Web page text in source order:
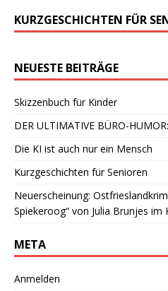
KURZGESCHICHTEN FÜR
NEUESTE BEITRÄGE
Skizzenbuch für Kinder
DER ULTIMATIVE BÜRO-HUMOR:
Die KI ist auch nur ein Mensch
Kurzgeschichten für Senioren
Neuerscheinung:
Spiekeroog“ von Julia Brunjes im
META
Anmelden